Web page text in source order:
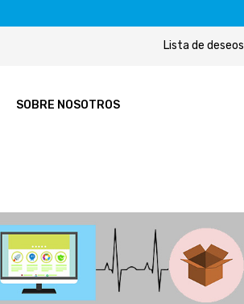
Lista de deseos
SOBRE NOSOTROS